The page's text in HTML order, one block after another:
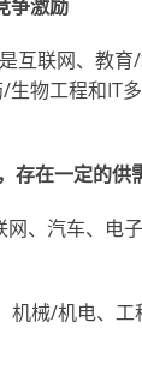
争激励
互联网、教
生物工程和IT
在一定的供
网、汽车、电
机械/机电、